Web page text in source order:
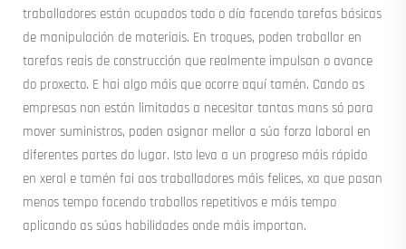
traballadores están ocupados todo o día facendo tarefas básicas
de manipulación de materiais. En troques, poden traballar en
tarefas reais de construcción que realmente impulsan o avance
do proxecto. E hai algo máis que ocorre aquí tamén. Cando as
empresas non están limitadas a necesitar tantas mans só para
mover suministros, poden asignar mellor a súa forza laboral en
diferentes partes do lugar. Isto leva a un progreso máis rápido
en xeral e tamén fai aos traballadores máis felices, xa que pasan
menos tempo facendo traballos repetitivos e máis tempo
aplicando as súas habilidades onde máis importan.